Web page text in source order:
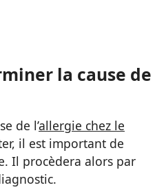
la cause de
de l’allergie chez le
il est important de
Il procèdera alors par